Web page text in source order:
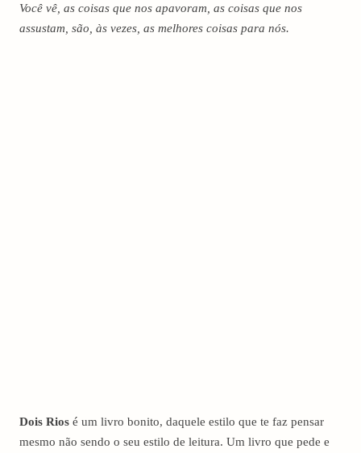
Você vê, as coisas que nos apavoram, as coisas que nos
assustam, são, às vezes, as melhores coisas para nós.
Dois Rios é um livro bonito, daquele estilo que te faz pensar
mesmo não sendo o seu estilo de leitura. Um livro que pede e